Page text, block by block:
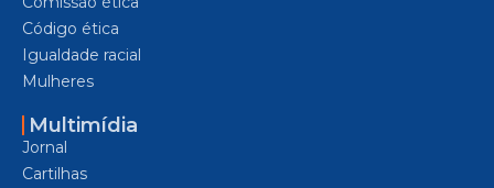
Código ética
Igualdade racial
Mulheres
Multimídia
Jornal
Cartilhas